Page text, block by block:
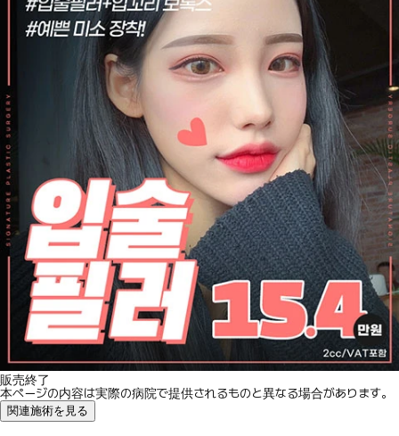
販売終了
本ページの内容は実際の病院で提供されるものと異なる場合があります。
関連施術を見る